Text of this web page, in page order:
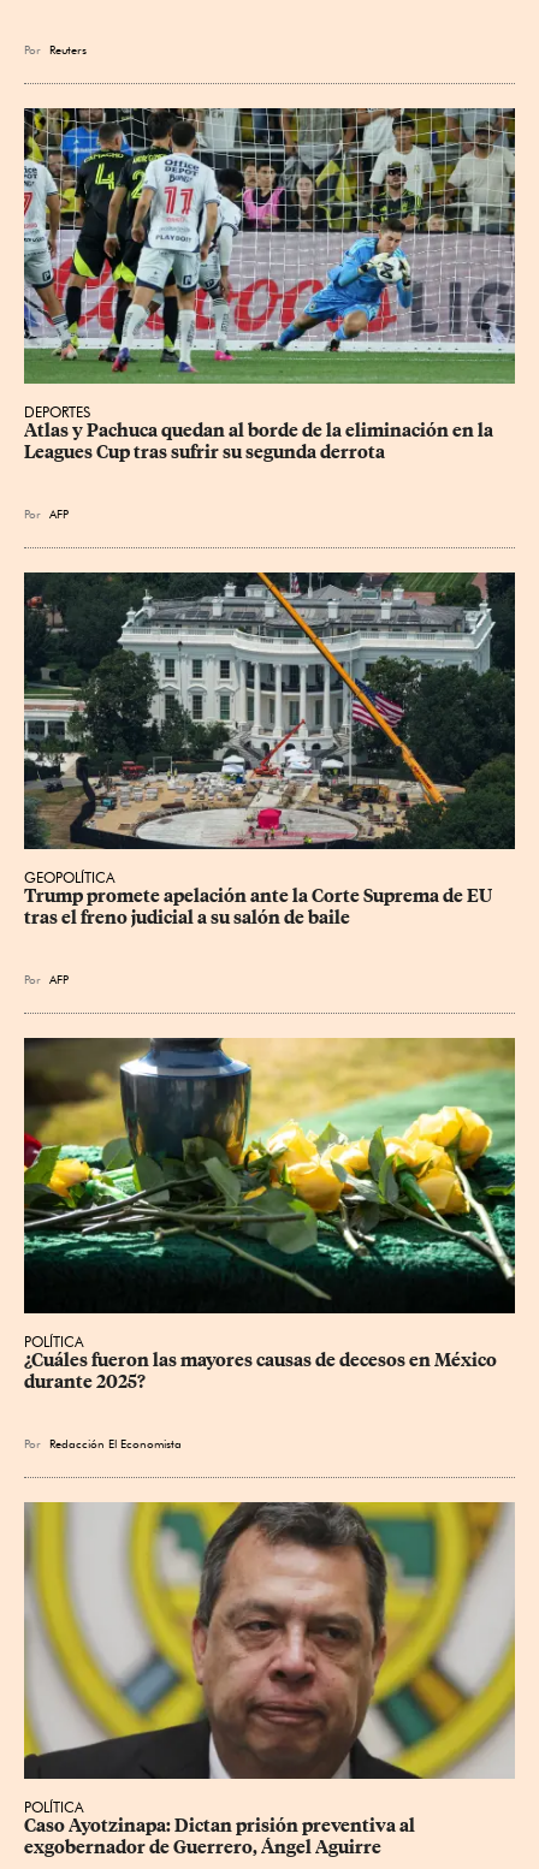
Por Reuters
DEPORTES
Atlas y Pachuca quedan al borde de la eliminación en la
Leagues Cup tras sufrir su segunda derrota
Por AFP
GEOPOLÍTICA
Trump promete apelación ante la Corte Suprema de EU
tras el freno judicial a su salón de baile
Por AFP
POLÍTICA
¿Cuáles fueron las mayores causas de decesos en México
durante 2025?
Por Redacción El Economista
POLÍTICA
Caso Ayotzinapa: Dictan prisión preventiva al
exgobernador de Guerrero, Ángel Aguirre